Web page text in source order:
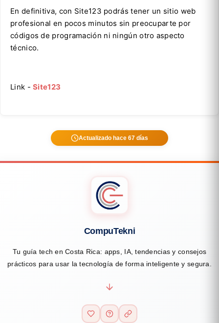
En definitiva, con Site123 podrás tener un sitio web
profesional en pocos minutos sin preocuparte por
códigos de programación ni ningún otro aspecto
técnico.
Link -Site123
Actualizado hace 67 días
CompuTekni
Tu guía tech en Costa Rica: apps, IA, tendencias y consejos
prácticos para usar la tecnología de forma inteligente y segura.